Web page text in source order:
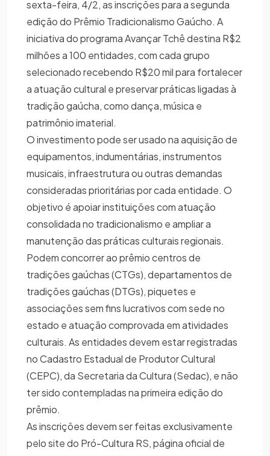
sexta-feira, 4/2, as inscrições para a segunda
edição do Prêmio Tradicionalismo Gaúcho. A
iniciativa do programa Avançar Tchê destina R$2
milhões a 100 entidades, com cada grupo
selecionado recebendo R$20 mil para fortalecer
a atuação cultural e preservar práticas ligadas à
tradição gaúcha, como dança, música e
patrimônio imaterial.
O investimento pode ser usado na aquisição de
equipamentos, indumentárias, instrumentos
musicais, infraestrutura ou outras demandas
consideradas prioritárias por cada entidade. O
objetivo é apoiar instituições com atuação
consolidada no tradicionalismo e ampliar a
manutenção das práticas culturais regionais.
Podem concorrer ao prêmio centros de
tradições gaúchas (CTGs), departamentos de
tradições gaúchas (DTGs), piquetes e
associações sem fins lucrativos com sede no
estado e atuação comprovada em atividades
culturais. As entidades devem estar registradas
no Cadastro Estadual de Produtor Cultural
(CEPC), da Secretaria da Cultura (Sedac), e não
ter sido contempladas na primeira edição do
prêmio.
As inscrições devem ser feitas exclusivamente
pelo site do Pró-Cultura RS, página oficial de